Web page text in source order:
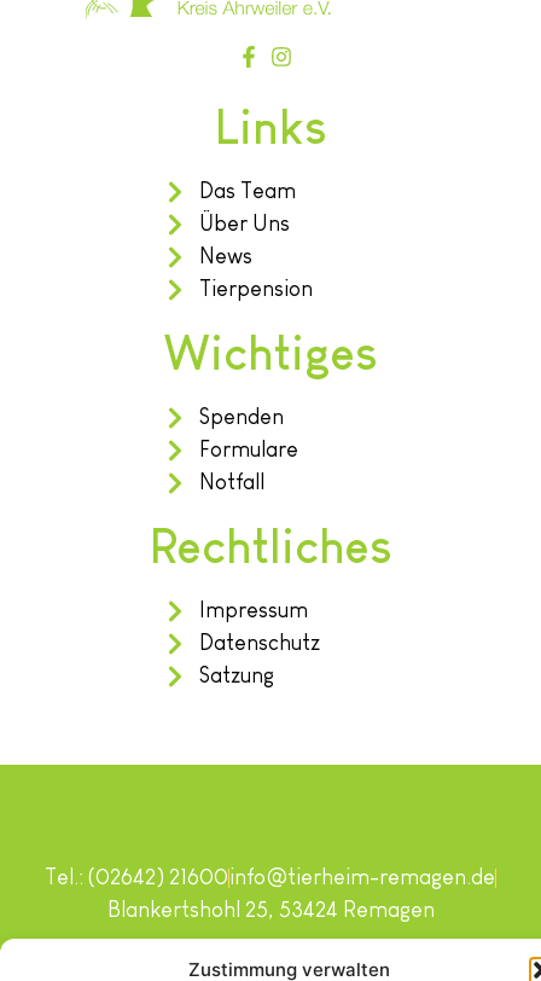
Zustimmung verwalten
Links
Das Team
Über Uns
News
Tierpension
Wichtiges
Spenden
Formulare
Notfall
Rechtliches
Impressum
Datenschutz
Satzung
Copyright © 2024. Alle Rechte vorbehalten.
Tel.: (02642) 21600info@tierheim-remagen.de
Blankertshohl 25, 53424 Remagen